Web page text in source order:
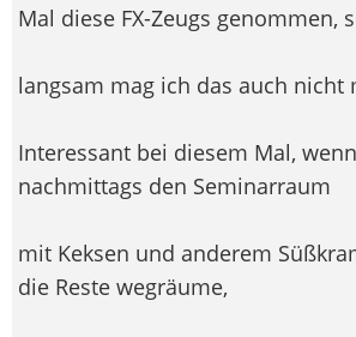
Mal diese FX-Zeugs genommen,
langsam mag ich das auch nicht
Interessant bei diesem Mal,
nachmittags den Seminarraum
mit Keksen und anderem
die Reste wegräume,